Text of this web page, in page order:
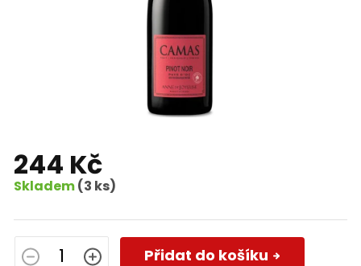
244 Kč
Skladem(3 ks)
Měrná
cena:
Přidat do košíku